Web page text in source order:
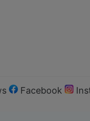
Facebook